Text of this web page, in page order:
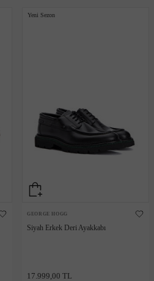
Yeni Sezon
GEORGE HOGG
Siyah Erkek Deri Ayakkabı
17.999,00 TL